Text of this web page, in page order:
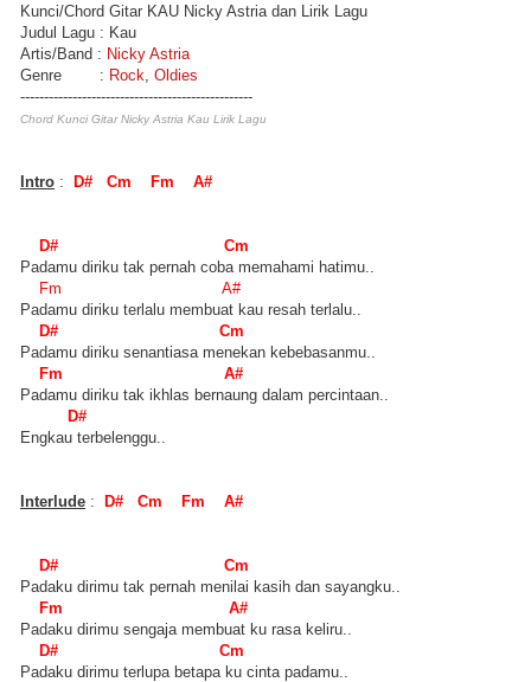
Kunci/Chord Gitar KAU Nicky Astria dan Lirik Lagu
Judul Lagu : Kau
Artis/Band : Nicky Astria
Genre : Rock Oldies
-------------------------------------------------
Chord Kunci Gitar Nicky Astria Kau Lirik Lagu
Intro : D# Cm Fm A#
D# Cm
Padamu diriku tak pernah coba memahami hatimu..
Fm A#
Padamu diriku terlalu membuat kau resah terlalu..
D# Cm
Padamu diriku senantiasa menekan kebebasanmu..
Fm A#
Padamu diriku tak ikhlas bernaung dalam percintaan..
D#
Engkau terbelenggu..
Interlude : D# Cm Fm A#
D# Cm
Padaku dirimu tak pernah menilai kasih dan sayangku..
Fm A#
Padaku dirimu sengaja membuat ku rasa keliru..
D# Cm
Padaku dirimu terlupa betapa ku cinta padamu..